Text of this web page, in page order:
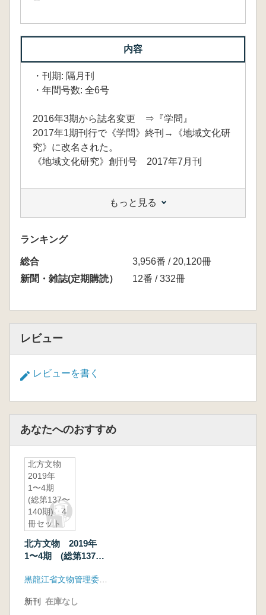
内容
・刊期: 隔月刊
・年間号数: 全6号
2016年3期から誌名変更 ⇒『学問』
2017年1期刊行で《学問》終刊→《地域文化研
究》に改名された。
《地域文化研究》創刊号 2017年7月刊
もっと見る
ランキング
総合
3,956番 / 20,120冊
新聞・雑誌(定期購読）
12番 / 332冊
レビュー
レビューを書く
あなたへのおすすめ
北方文物
2019年
1〜4期
(総第137〜
140期) 4
冊セット
北方文物 2019年
1〜4期 (総第137〜
新刊 在庫なし